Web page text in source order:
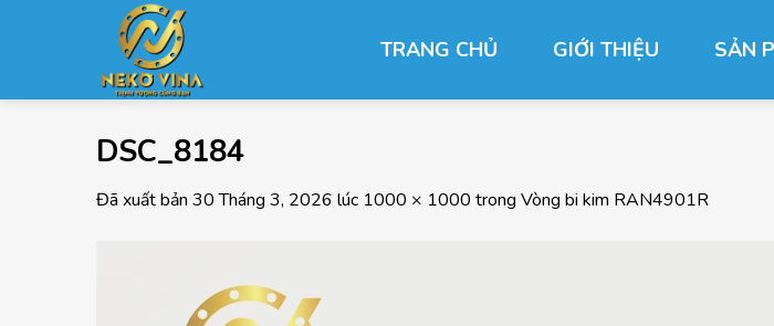
dung
TRANG CHỦ GIỚI THIỆU SẢN
DSC_8184
Đã xuất bản 30 Tháng 3, 2026 lúc 1000 × 1000 trong Vòng bi kim RAN4901R